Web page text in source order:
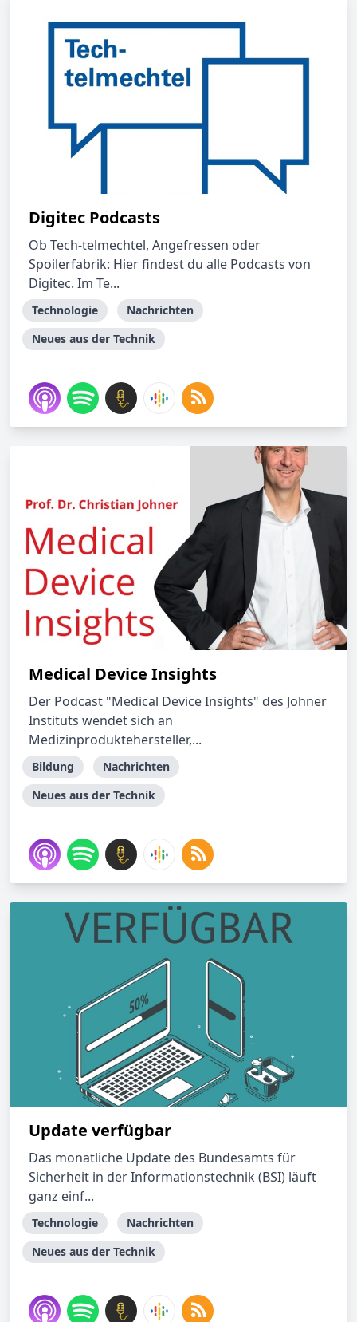
Digitec Podcasts
Ob Tech-telmechtel, Angefressen oder
Spoilerfabrik: Hier findest du alle Podcasts von
Digitec. Im Te...
Technologie
Nachrichten
Neues aus der Technik
Medical Device Insights
Der Podcast "Medical Device Insights" des Johner
Instituts wendet sich an
Medizinproduktehersteller,...
Bildung
Nachrichten
Neues aus der Technik
Update verfügbar
Das monatliche Update des Bundesamts für
Sicherheit in der Informationstechnik (BSI) läuft
ganz einf...
Technologie
Nachrichten
Neues aus der Technik